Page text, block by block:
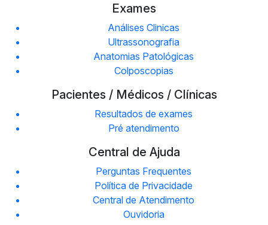
Exames
Análises Clinicas
Ultrassonografia
Anatomias Patológicas
Colposcopias
Pacientes / Médicos / Clínicas
Resultados de exames
Pré atendimento
Central de Ajuda
Perguntas Frequentes
Política de Privacidade
Central de Atendimento
Ouvidoria